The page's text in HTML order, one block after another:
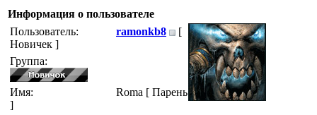
Информация о пользователе
Пользователь:
ramonkb8
[
Новичек ]
Группа:
Имя:
Roma [ Парень
]